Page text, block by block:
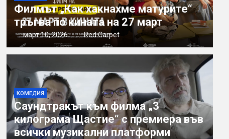
Филмът „Как хакнахме матурите“
тръгва по кината на 27 март
март 10, 2026 Red Carpet
КОМЕДИЯ
Саундтракът към филма „3
килограма Щастие“ с премиера във
всички музикални платформи